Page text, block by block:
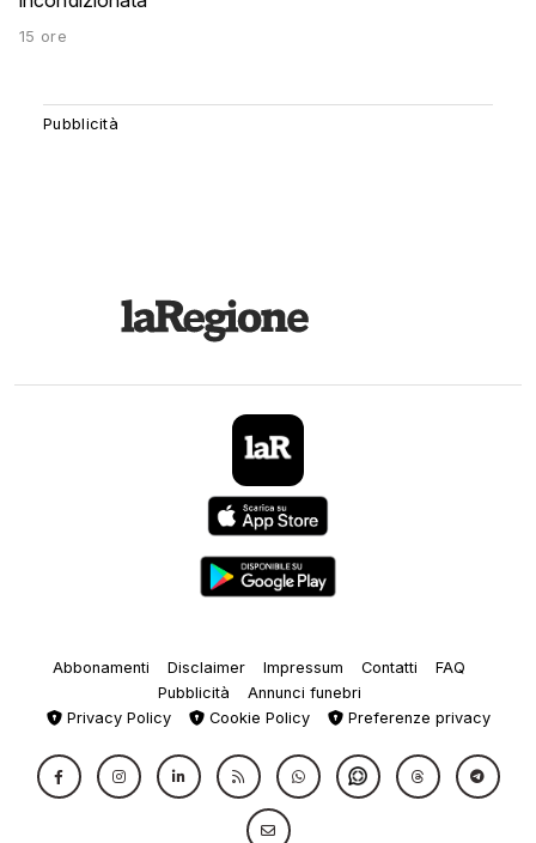
15 ore
Abbonamenti Disclaimer Impressum Contatti
FAQ
Pubblicità
Annunci funebri
Privacy Policy
Cookie Policy Preferenze privacy